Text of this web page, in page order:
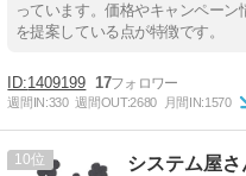
っています。価格やキャンペー
を提案している点が特徴です。
1409199 17
週間IN:330 週間OUT:2680 月間IN:1570
10 システム屋